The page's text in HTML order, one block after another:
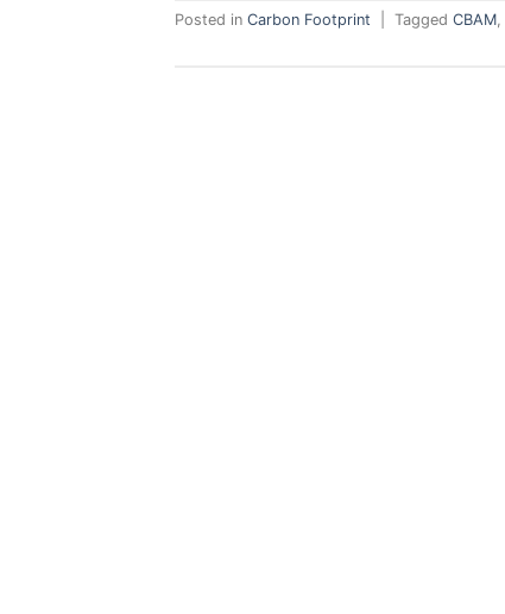
Posted in Carbon Footprint Tagged CBAM,